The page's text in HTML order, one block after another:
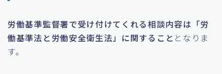
労働基準監督署で受け付けてくれる相談内容は「労
働基準法と労働安全衛生法」に関すること となりま
す。